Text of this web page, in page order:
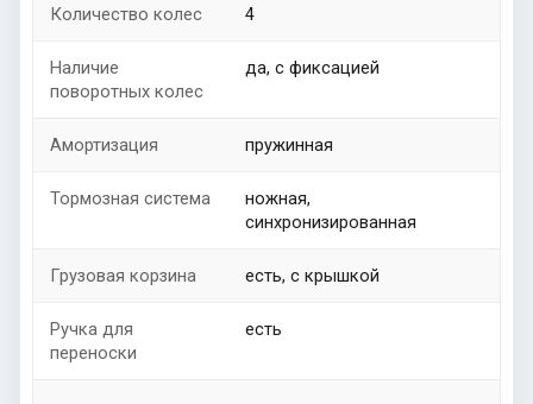
Количество колес 4
Наличие
поворотных колес
да, с фиксацией
Амортизация пружинная
Тормозная система
ножная,
синхронизированная
Грузовая корзина есть, с крышкой
Ручка для
переноски
есть